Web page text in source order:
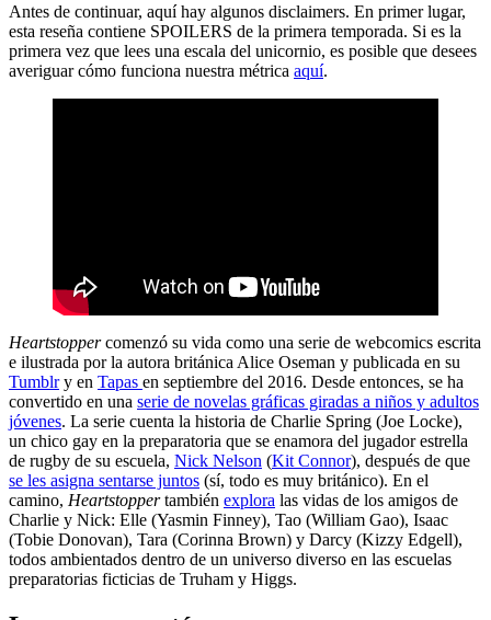
Antes de continuar, aquí hay algunos disclaimers. En primer lugar,
esta reseña contiene SPOILERS de la primera temporada. Si es la
primera vez que lees una escala del unicornio, es posible que desees
averiguar cómo funciona nuestra métrica aquí.
Heartstoppercomenzó su vida como una serie de webcomics escrita
e ilustrada por la autora británica Alice Oseman y publicada en su
Tumblry en Tapas en septiembre del 2016. Desde entonces, se ha
convertido en una serie de novelas gráficas giradas a niños y adultos
jóvenes. La serie cuenta la historia de Charlie Spring (Joe Locke),
un chico gay en la preparatoria que se enamora del jugador estrella
de rugby de su escuela, Nick Nelson (Kit Connor), después de que
se les asigna sentarse juntos (sí, todo es muy británico). En el
camino, Heartstoppertambién explora las vidas de los amigos de
Charlie y Nick: Elle (Yasmin Finney), Tao (William Gao), Isaac
(Tobie Donovan), Tara (Corinna Brown) y Darcy (Kizzy Edgell),
todos ambientados dentro de un universo diverso en las escuelas
preparatorias ficticias de Truham y Higgs.